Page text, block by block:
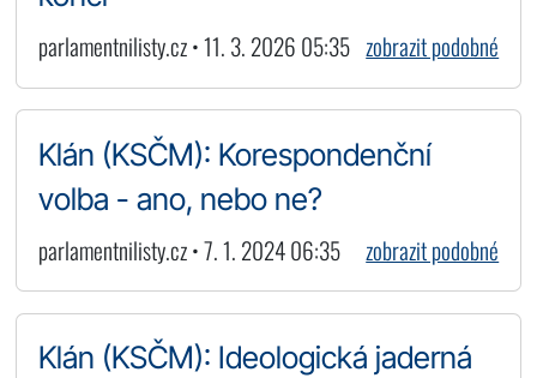
parlamentnilisty.cz • 11. 3. 2026 05:35 zobrazit podobné
Klán (KSČM): Korespondenční
volba - ano, nebo ne?
parlamentnilisty.cz • 7. 1. 2024 06:35 zobrazit podobné
Klán (KSČM): Ideologická jaderná